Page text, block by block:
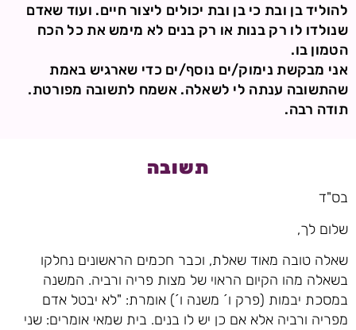
להוליד בן ובת כי בן ובת יכולים ליצור חיים. ועוד שאדם
שנולדו לו רק בנות או רק בנים לא מימש את כל הכח
הטמון בו.
אני מבקשת נימוק/ים נוסף/ים כדי שארגיש באמת
שהתשובה ענתה לי לשאלה. אשמח לתשובה מפורטת.
תודה רבה.
תשובה
בס"ד
שלום לך,
שאלה טובה מאוד שאלת, וכבר חכמים הראשונים נחלקו
בשאלה מהו הקיום הראוי של מצות פריה ורביה. המשנה
במסכת יבמות (פרק ו´ משנה ו´) אומרת: "לא יבטל אדם
מפריה ורביה אלא אם כן יש לו בנים. בית שמאי אומרים: שני